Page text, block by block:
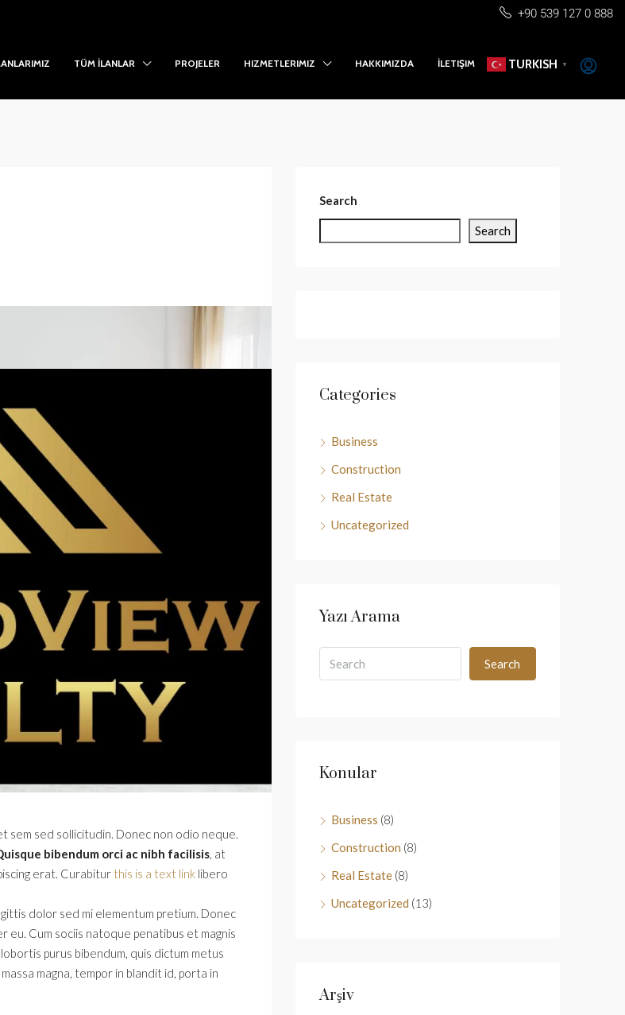
+90 539 127 0 888
TÜM İLANLAR PROJELER HIZMETLERIMIZ HAKKIMIZDA İLETIŞIM TURKISH ▼
sem sed sollicitudin. Donec non odio neque.
bibendum orci ac nibh facilisis, at
erat. Curabitur this is a text link libero
dolor sed mi elementum pretium. Donec
eu. Cum sociis natoque penatibus et magnis
purus bibendum, quis dictum metus
magna, tempor in blandit id, porta in
Search
Search
Categories
Business
Construction
Real Estate
Uncategorized
Yazı Arama
Search
Konular
Business (8)
Construction (8)
Real Estate (8)
Uncategorized (13)
Arşiv